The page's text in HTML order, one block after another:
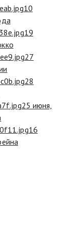
10
19
27
28
25 июня,
16